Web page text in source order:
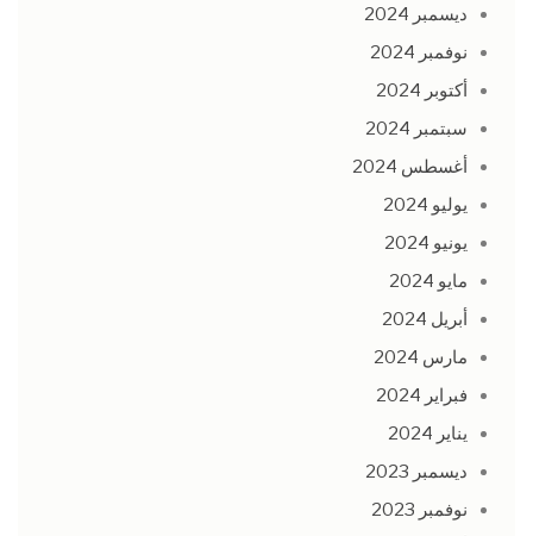
ديسمبر 2024
نوفمبر 2024
أكتوبر 2024
سبتمبر 2024
أغسطس 2024
يوليو 2024
يونيو 2024
مايو 2024
أبريل 2024
مارس 2024
فبراير 2024
يناير 2024
ديسمبر 2023
نوفمبر 2023